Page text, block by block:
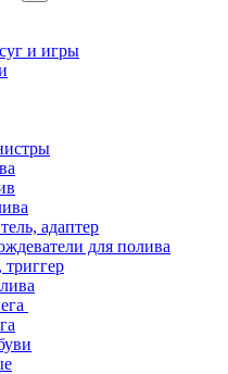
и игры
адаптер
для полива